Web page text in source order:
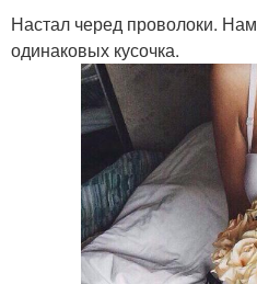
Настал черед проволоки.
одинаковых кусочка.